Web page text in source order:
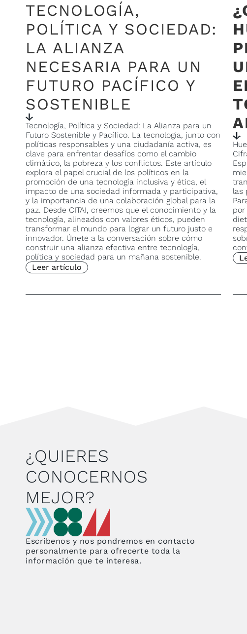
TECNOLOGÍA,
POLÍTICA Y SOCIEDAD:
LA ALIANZA
NECESARIA PARA UN
FUTURO PACÍFICO Y
SOSTENIBLE
Tecnología, Política y Sociedad: La Alianza para un
Futuro Sostenible y Pacífico. La tecnología, junto con
políticas responsables y una ciudadanía activa, es
clave para enfrentar desafíos como el cambio
climático, la pobreza y los conflictos. Este artículo
explora el papel crucial de los políticos en la
promoción de una tecnología inclusiva y ética, el
impacto de una sociedad informada y participativa,
y la importancia de una colaboración global para la
paz. Desde CITAI, creemos que el conocimiento y la
tecnología, alineados con valores éticos, pueden
transformar el mundo para lograr un futuro justo e
innovador. Únete a la conversación sobre cómo
construir una alianza efectiva entre tecnología,
política y sociedad para un mañana sostenible.
Leer artículo
las
por
¿QUIERES
CONOCERNOS
MEJOR?
Escríbenos y nos pondremos en contacto
personalmente para ofrecerte toda la
información que te interesa.